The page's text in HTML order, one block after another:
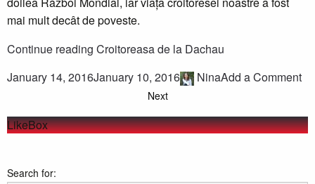
mai mult decât de poveste.
Continue reading Croitoreasa de la Dachau
January 14, 2016January 10, 2016 NinaAdd a Comment
Next
LikeBox
Search for: